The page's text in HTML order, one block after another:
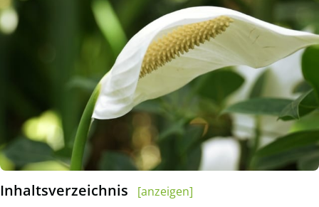
Inhaltsverzeichnis
[anzeigen]